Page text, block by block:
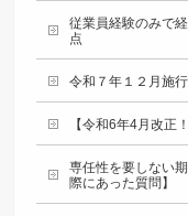
従業員経験のみで
点
令和７年１２月施
【令和6年4月改正
専任性を要しない
際にあった質問】